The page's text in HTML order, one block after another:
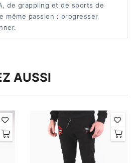
de grappling et de sports de
même passion : progresser
AUSSI